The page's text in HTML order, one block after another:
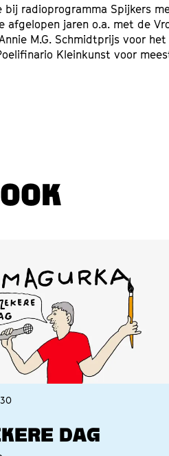
bij radioprogramma Spijkers
jaren o.a. met de
M.G. Schmidtprijs voor
Kleinkunst voor
DAG